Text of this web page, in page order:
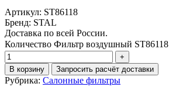
Артикул: ST86118
Бренд: STAL
Доставка по всей России.
Количество Фильтр воздушный ST86118
В корзину Запросить расчёт доставки
Рубрика: Салонные фильтры